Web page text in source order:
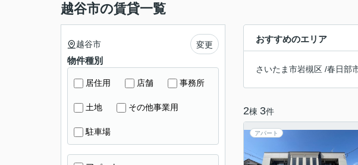
越谷市の賃貸一覧
おすすめのエリア
さいたま市岩槻区 /春日部
2棟 3件
アパート
越谷市 変更
物件種別
居住用 店舗 事務所
土地 その他事業用
駐車場